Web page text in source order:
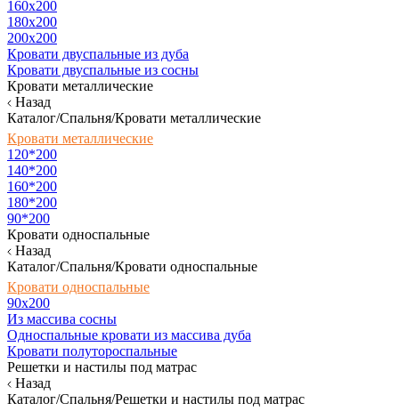
160х200
180x200
200x200
Кровати двуспальные из дуба
Кровати двуспальные из сосны
Кровати металлические
Назад
Каталог/Спальня/Кровати металлические
Кровати металлические
120*200
140*200
160*200
180*200
90*200
Кровати односпальные
Назад
Каталог/Спальня/Кровати односпальные
Кровати односпальные
90х200
Из массива сосны
Односпальные кровати из массива дуба
Кровати полутороспальные
Решетки и настилы под матрас
Назад
Каталог/Спальня/Решетки и настилы под матрас